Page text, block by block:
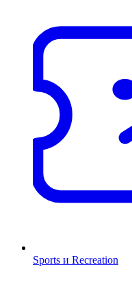
Sports и Recreation